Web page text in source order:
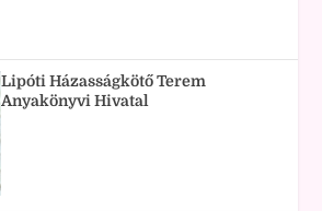
Lipóti Házasságkötő Terem
Anyakönyvi Hivatal